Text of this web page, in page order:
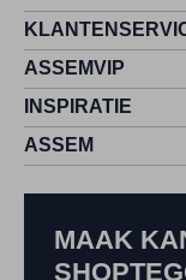
ASSEMVIP
INSPIRATIE
ASSEM
MAAK